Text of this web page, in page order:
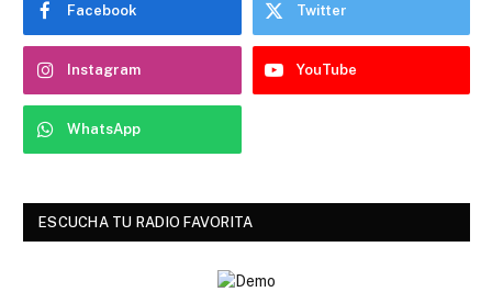
Facebook Twitter
Instagram YouTube
WhatsApp
ESCUCHA TU RADIO FAVORITA